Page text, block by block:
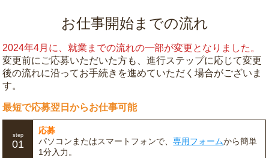
お仕事開始までの流れ
2024年4月に、就業までの流れの一部が変更となりました。
変更前にご応募いただいた方も、進行ステップに応じて変更
後の流れに沿ってお手続きを進めていただく場合がございま
す。
最短で応募翌日からお仕事可能
step
01
応募
パソコンまたはスマートフォンで、専用フォームから簡単
1分入力。